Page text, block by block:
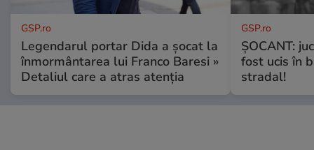
GSP.ro
Legendarul portar Dida a șocat la
înmormântarea lui Franco Baresi »
Detaliul care a atras atenția
GSP.ro
ȘOCANT:
fost ucis în
stradal!